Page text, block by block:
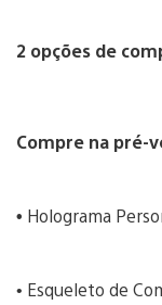
2 opções de
Compre na pré-
• Holograma
• Esqueleto de